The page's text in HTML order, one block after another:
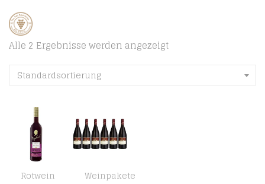
Alle 2 Ergebnisse werden angezeigt
Standardsortierung
Rotwein Weinpakete